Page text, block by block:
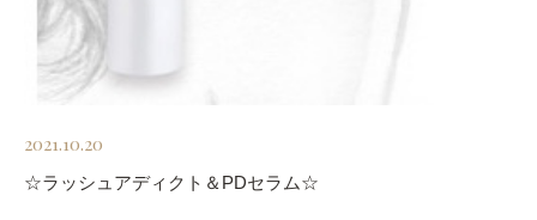
2021.10.20
☆ラッシュアディクト＆PDセラム☆